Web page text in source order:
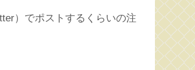
）でポストするくらいの注